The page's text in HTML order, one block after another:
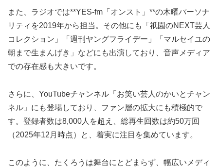
また、ラジオでは**YES-fm「オンスト」**の木曜パーソナ
リティを2019年から担当。その他にも「祇園のNEXT芸人
コレクション」「週刊ヤングフライデー」「マルセイユの
朝まで生まんげき」などにも出演しており、音声メディア
での存在感も大きいです。
さらに、YouTubeチャンネル「お笑い芸人のかいとチャン
ネル」にも登場しており、ファン層の拡大にも積極的で
す。登録者数は8,000人を超え、総再生回数は約50万回
（2025年12月時点）と、着実に注目を集めています。
このように、たくろうは舞台にとどまらず、幅広いメディ